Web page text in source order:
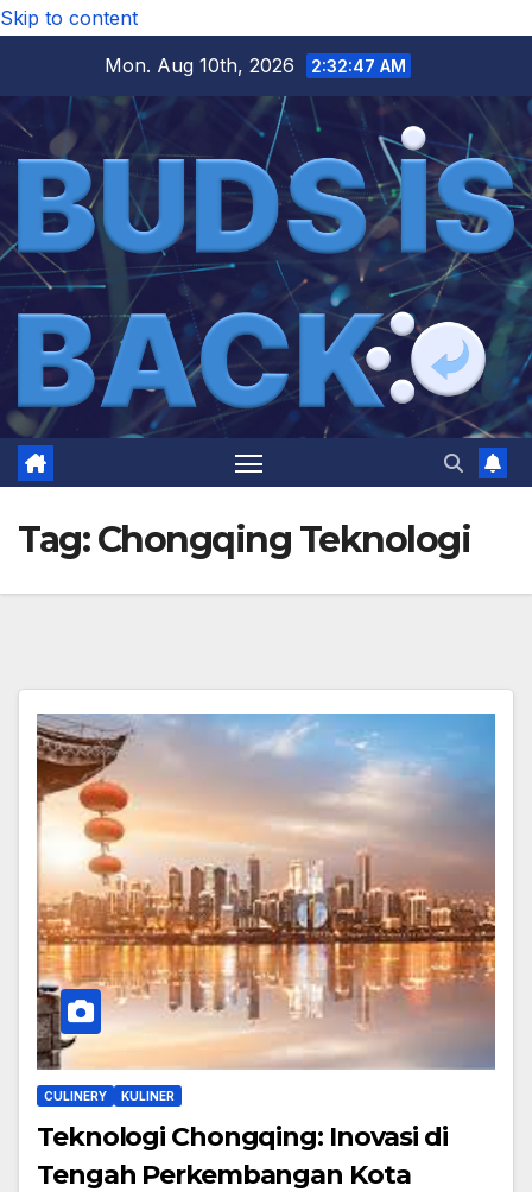
Skip to content
Mon. Aug 10th, 2026
2:32:47 AM
Tag:Chongqing Teknologi
CULINERY KULINER
Teknologi Chongqing: Inovasi di
Tengah Perkembangan Kota